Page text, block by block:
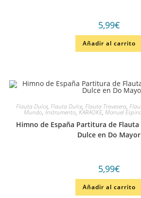
5,99€
Añadir al carrito
Flauta Dulce, Flauta Dulce, Flauta Travesera,
Mundo, Instrumento, KARAOKE, Manuel
Himno de España Partitura de Flauta
Dulce en Do Mayor
5,99€
Añadir al carrito